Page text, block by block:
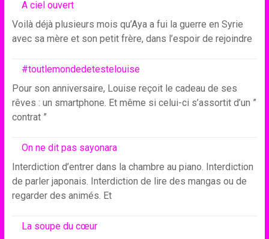
A ciel ouvert
Voilà déjà plusieurs mois qu’Aya a fui la guerre en Syrie
avec sa mère et son petit frère, dans l’espoir de rejoindre
#toutlemondedetestelouise
Pour son anniversaire, Louise reçoit le cadeau de ses
rêves : un smartphone. Et même si celui-ci s’assortit d’un ”
contrat ”
On ne dit pas sayonara
Interdiction d’entrer dans la chambre au piano. Interdiction
de parler japonais. Interdiction de lire des mangas ou de
regarder des animés. Et
La soupe du cœur